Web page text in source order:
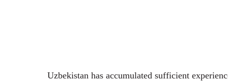
Uzbekistan has accumulated sufficient